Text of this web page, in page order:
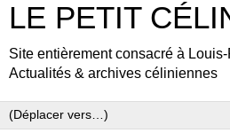
LE PETIT
Site entièrement consacré à
Actualités & archives céliniennes